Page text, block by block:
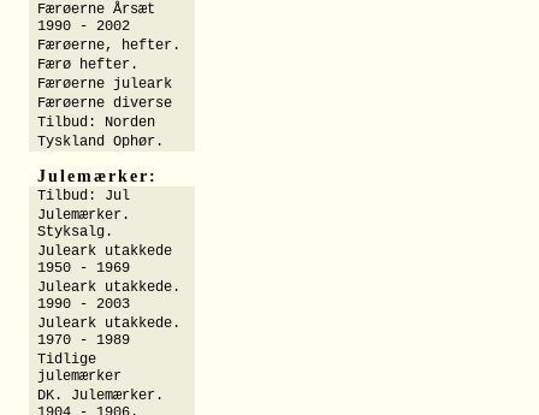
Færøerne Årsæt
1990 - 2002
Færøerne, hefter.
Færø hefter.
Færøerne juleark
Færøerne diverse
Tilbud: Norden
Tyskland Ophør.
Julemærker:
Tilbud: Jul
Julemærker.
Styksalg.
Juleark utakkede
1950 - 1969
Juleark utakkede.
1990 - 2003
Juleark utakkede.
1970 - 1989
Tidlige
julemærker
DK. Julemærker.